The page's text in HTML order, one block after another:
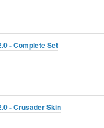
- Complete Set
- Crusader Skin